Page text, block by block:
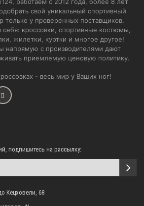
свой уникальный спортивный
только у проверенных поставщиков.
кроссовки, спортивные костюмы,
жилетки, куртки и многое другое!
напрямую с производителями дают
приемлемую ценовую политику.
- весь мир у Ваших ног!
подпишитесь на рассылку:
Кецховели, 68